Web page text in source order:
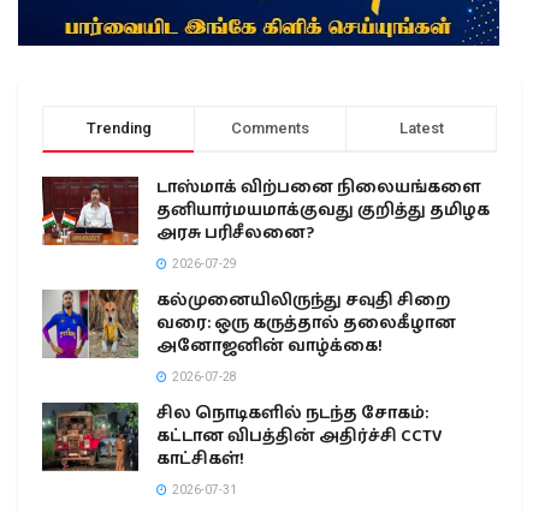
Trending Comments Latest
டாஸ்மாக் விற்பனை நிலையங்களை
தனியார்மயமாக்குவது குறித்து தமிழக
அரசு பரிசீலனை?
2026-07-29
கல்முனையிலிருந்து சவுதி சிறை
வரை: ஒரு கருத்தால் தலைகீழான
அனோஜனின் வாழ்க்கை!
2026-07-28
சில நொடிகளில் நடந்த சோகம்:
கட்டான விபத்தின் அதிர்ச்சி CCTV
காட்சிகள்!
2026-07-31